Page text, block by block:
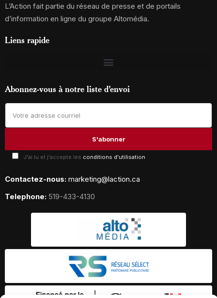
L’Action fait partie du réseau de presse et de portails
d’information en ligne du groupe Altomédia.
Liens rapide
Abonnez-vous à notre liste d’envoi
J'ai lu et j'accepte les conditions d'utilisation
Contactez-nous: marketing@laction.ca
Telephone: 519-433-4130